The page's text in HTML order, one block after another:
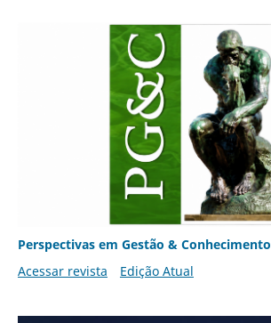
Perspectivas em Gestão & Conhecimento
Acessar revista
Edição Atual